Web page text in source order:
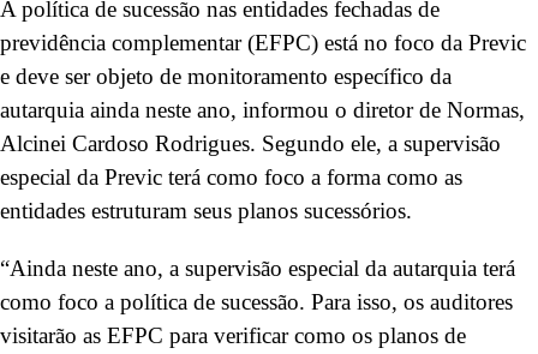
A política de sucessão nas entidades fechadas de
previdência complementar (EFPC) está no foco da Previc
e deve ser objeto de monitoramento específico da
autarquia ainda neste ano, informou o diretor de Normas,
Alcinei Cardoso Rodrigues. Segundo ele, a supervisão
especial da Previc terá como foco a forma como as
entidades estruturam seus planos sucessórios.
“Ainda neste ano, a supervisão especial da autarquia terá
como foco a política de sucessão. Para isso, os auditores
visitarão as EFPC para verificar como os planos de